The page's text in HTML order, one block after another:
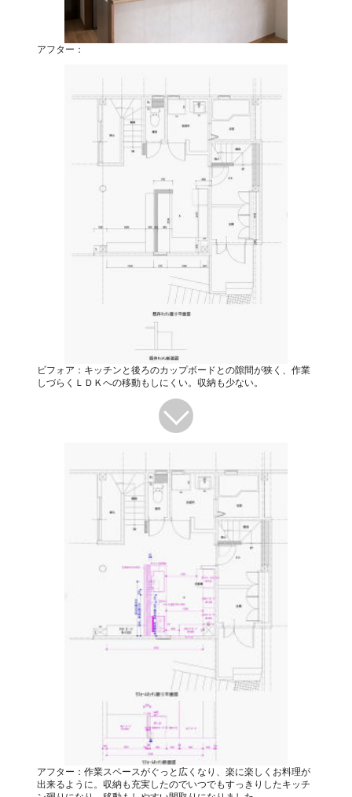
アフター：
ビフォア：キッチンと後ろのカップボードとの隙間が狭く、作業
しづらくＬＤＫへの移動もしにくい。収納も少ない。
アフター：作業スペースがぐっと広くなり、楽に楽しくお料理が
出来るように。収納も充実したのでいつでもすっきりしたキッチ